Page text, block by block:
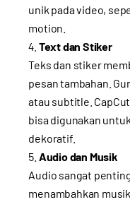
unik pada video,
motion.
Text dan Stiker
Teks dan stiker
pesan tambahan.
atau subtitle.
bisa digunakan
dekoratif.
Audio dan Musik
Audio sangat
menambahkan